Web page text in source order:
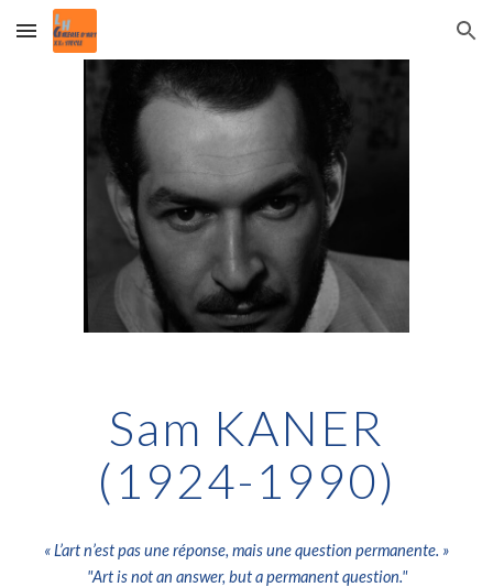
Skip to main content Skip to navigation
Sam KANER
(1924-1990)
«L’art n’est pas une réponse, mais une question permanente. »
"Art is not an answer, but a permanent question."